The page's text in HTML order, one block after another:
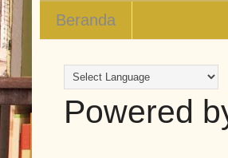
Beranda
Powered